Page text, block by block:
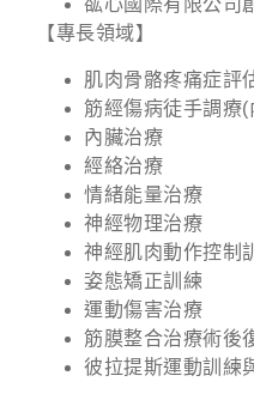
谹心國際有限公司
【專長領域】
肌肉骨骼疼痛症評
筋經傷病徒手調療
內臟治療
經絡治療
情緒能量治療
神經物理治療
神經肌肉動作控制
姿態矯正訓練
運動傷害治療
筋膜整合治療術後
彼拉提斯運動訓練